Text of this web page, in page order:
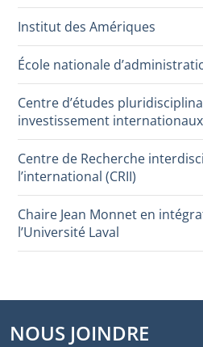
Institut des Amériques
École nationale
Centre d’études
investissement internationaux
Centre de Recherche
l’international (CRII)
Chaire Jean Monnet en
l’Université Laval
NOUS JOINDRE